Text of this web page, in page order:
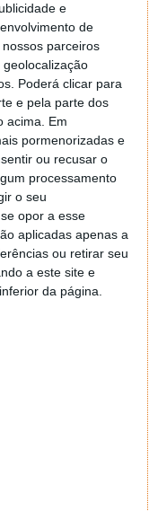
e
de
parceiros
Poderá clicar para
e pela parte dos
acima. Em
pormenorizadas e
ou recusar o
processamento
o seu
opor a esse
aplicadas apenas a
ou retirar seu
a este site e
da página.